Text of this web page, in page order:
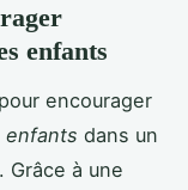
enfants
encourager
enfants dans un
à une